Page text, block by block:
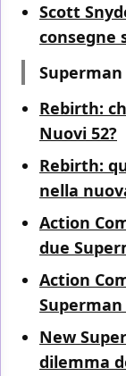
Scott
consegne
Superman
Rebirth:
Nuovi 52?
Rebirth:
nella
Action
due
Action
Superman
New
dilemma